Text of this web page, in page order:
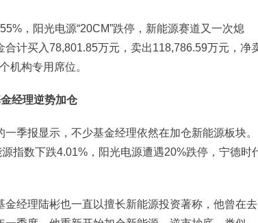
，阳光电源“20CM”跌停，新能源赛道又一次熄
计买入78,801.85万元，卖出118,786.59万元，净
机构专用席位。
经理逆势加仓
季报显示，不少基金经理依然在加仓新能源板块。
指数下跌4.01%，阳光电源遭遇20%跌停，宁德时
经理陆彬也一直以擅长新能源投资著称，他曾在去